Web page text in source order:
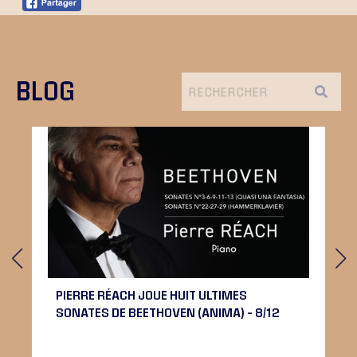
BLOG
PIERRE RÉACH JOUE HUIT ULTIMES
SONATES DE BEETHOVEN (ANIMA) – 8/12